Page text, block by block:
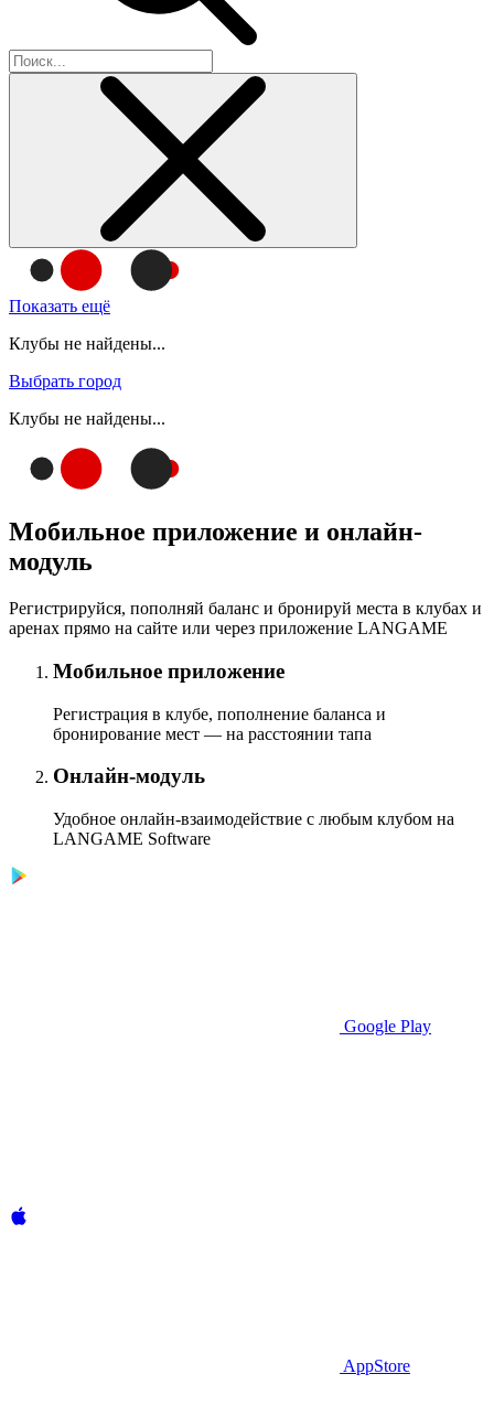
Показать ещё
Клубы не найдены...
Выбрать город
Клубы не найдены...
Мобильное приложение и онлайн-
модуль
Регистрируйся, пополняй баланс и бронируй места в клубах и
аренах прямо на сайте или через приложение LANGAME
Мобильное приложение
Регистрация в клубе, пополнение баланса и
бронирование мест — на расстоянии тапа
Онлайн-модуль
Удобное онлайн-взаимодействие с любым клубом на
LANGAME Software
Google Play
AppStore